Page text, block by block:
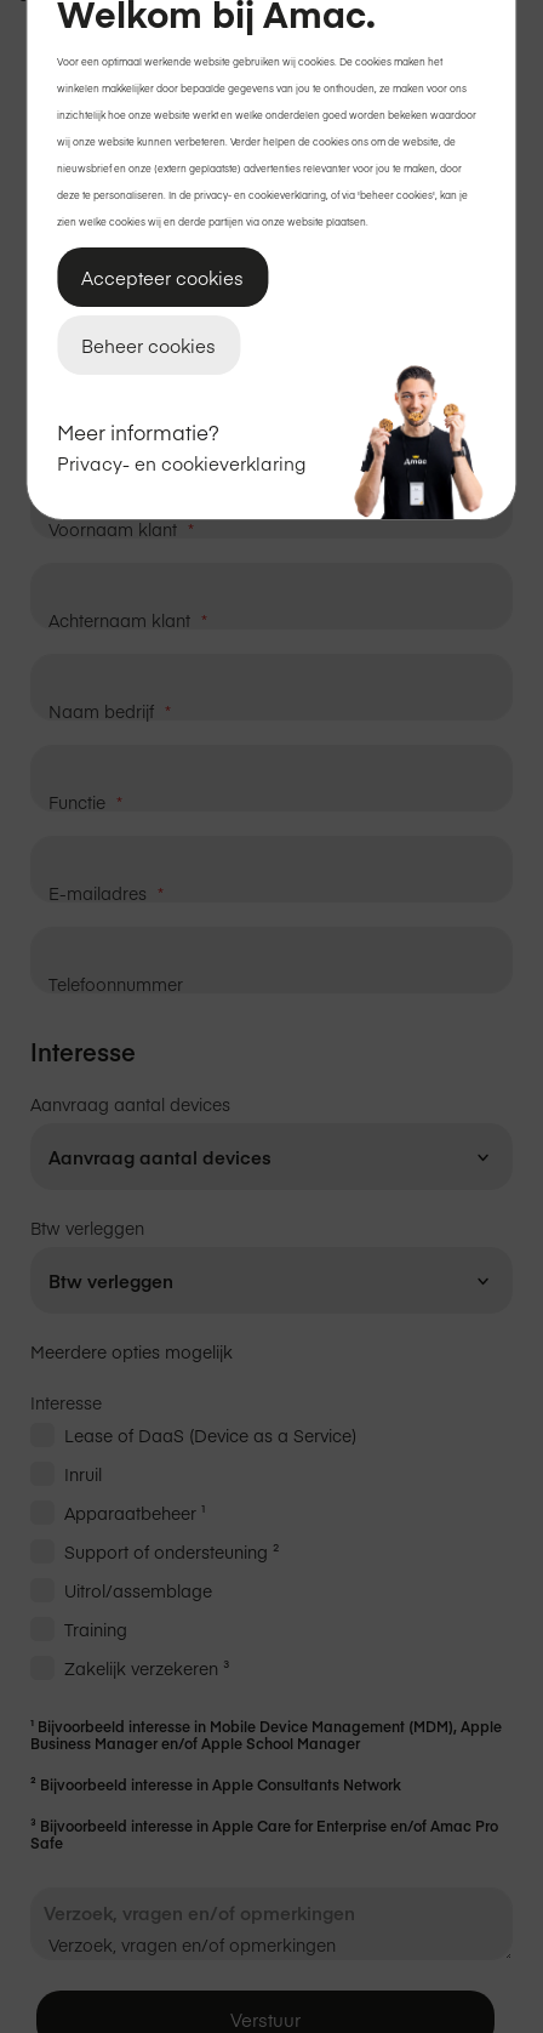
Winkelgegevens
Voornaam winkelmedewerker
Winkel
Klantgegevens
Voornaam klant
Achternaam klant
Naam bedrijf
Functie
E-mailadres
Telefoonnummer
Interesse
Aanvraag aantal devices
Btw verleggen
Meerdere opties mogelijk
Interesse
Lease of DaaS (Device as a Service)
Inruil
Apparaatbeheer ¹
Support of ondersteuning ²
Uitrol/assemblage
Training
Zakelijk verzekeren ³
¹ Bijvoorbeeld interesse in Mobile Device Management (MDM), Apple
Business Manager en/of Apple School Manager
² Bijvoorbeeld interesse in Apple Consultants Network
³ Bijvoorbeeld interesse in Apple Care for Enterprise en/of Amac Pro
Safe
Verzoek, vragen en/of opmerkingen
Verstuur
Welkom bij Amac.
Voor een optimaal werkende website gebruiken wij cookies. De cookies maken het
winkelen makkelijker door bepaalde gegevens van jou te onthouden, ze maken voor ons
inzichtelijk hoe onze website werkt en welke onderdelen goed worden bekeken waardoor
wij onze website kunnen verbeteren. Verder helpen de cookies ons om de website, de
nieuwsbrief en onze (extern geplaatste) advertenties relevanter voor jou te maken, door
deze te personaliseren. In de privacy- en cookieverklaring, of via 'beheer cookies', kan je
zien welke cookies wij en derde partijen via onze website plaatsen.
Accepteer cookies
Beheer cookies
Meer informatie?
Privacy- en cookieverklaring